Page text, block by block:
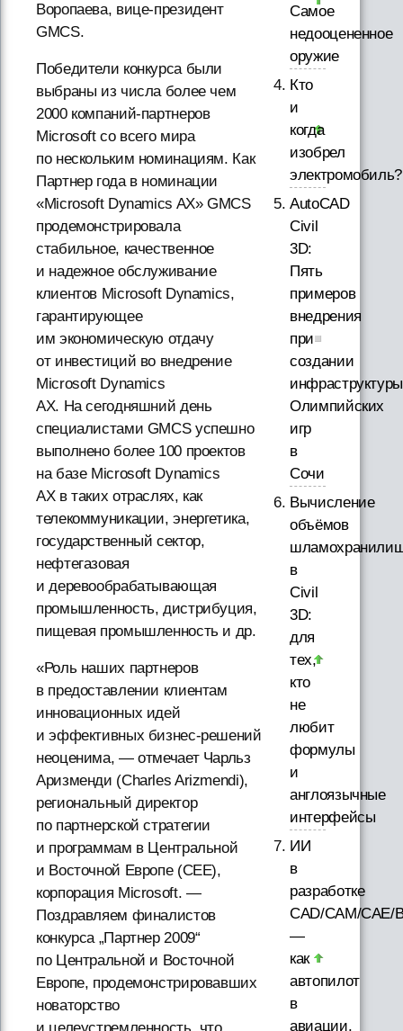
Воропаева, вице-президент
GMCS.
Победители конкурса были
выбраны из числа более чем
2000 компаний-партнеров
Microsoft со всего мира
по нескольким номинациям. Как
Партнер года в номинации
«Microsoft Dynamics AX» GMCS
продемонстрировала
стабильное, качественное
и надежное обслуживание
клиентов Microsoft Dynamics,
гарантирующее
им экономическую отдачу
от инвестиций во внедрение
Microsoft Dynamics
AX. На сегодняшний день
специалистами GMCS успешно
выполнено более 100 проектов
на базе Microsoft Dynamics
AX в таких отраслях, как
телекоммуникации, энергетика,
государственный сектор,
нефтегазовая
и деревообрабатывающая
промышленность, дистрибуция,
пищевая промышленность и др.
«Роль наших партнеров
в предоставлении клиентам
инновационных идей
и эффективных бизнес-решений
неоценима, — отмечает Чарльз
Аризменди (Charles Arizmendi),
региональный директор
по партнерской стратегии
и программам в Центральной
и Восточной Европе (CEE),
корпорация Microsoft. —
Поздравляем финалистов
конкурса „Партнер 2009“
по Центральной и Восточной
Европе, продемонстрировавших
новаторство
Самое
недооцененное
оружие
Кто
и
когда
изобрел
электромобиль?
AutoCAD
Civil
3D:
Пять
примеров
внедрения
при
создании
инфраструктуры
Олимпийских
игр
в
Сочи
Вычисление
объёмов
в
Civil
3D:
для
тех,
кто
не
любит
формулы
и
англоязычные
интерфейсы
ИИ
в
разработке
CAD/CAM/CAE/
—
как
автопилот
в
авиации.